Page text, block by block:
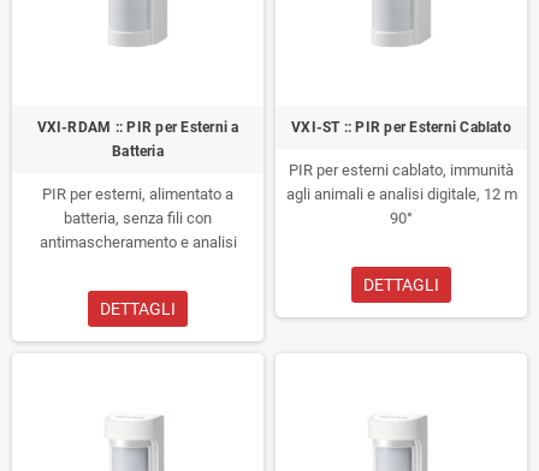
VXI-RDAM :: PIR per Esterni a
Batteria
PIR per esterni, alimentato a
batteria, senza fili con
antimascheramento e analisi
DETTAGLI
VXI-ST :: PIR per Esterni Cablato
PIR per esterni cablato, immunità
agli animali e analisi digitale, 12 m
90°
DETTAGLI